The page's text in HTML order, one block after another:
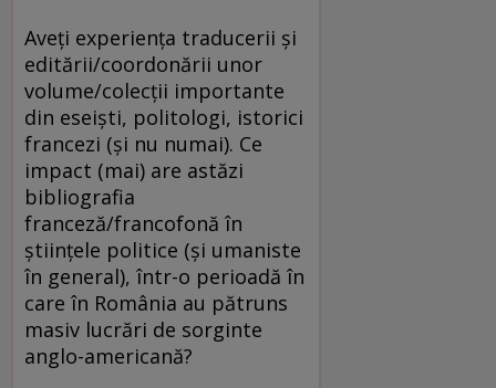
Aveţi experienţa traducerii şi
editării/coordonării unor
volume/colecţii importante
din eseişti, politologi, istorici
francezi (şi nu numai). Ce
impact (mai) are astăzi
bibliografia
franceză/francofonă în
ştiinţele politice (şi umaniste
în general), într-o perioadă în
care în România au pătruns
masiv lucrări de sorginte
anglo-americană?